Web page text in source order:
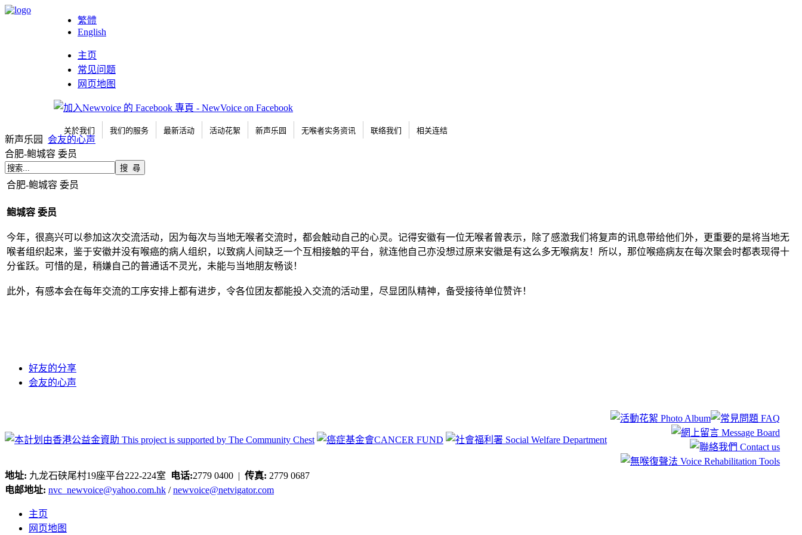
繁體
English
主页
常见问题
网页地图
关於我们 我们的服务 最新活动 活动花絮 新声乐园 无喉者实务资讯 联络我们 相关连结
新声乐园
会友的心声
合肥-鲍城容 委员
合肥-鲍城容 委员
鲍城容 委员
今年，很高兴可以参加这次交流活动，因为每次与当地无喉者交流时，都会触动自己的心灵。记得安徽有一位无喉者曾表示，除了感激我们将复声的讯息带给他们外，更重要的是将当地无
喉者组织起来，鉴于安徽并没有喉癌的病人组织，以致病人间缺乏一个互相接触的平台，就连他自己亦没想过原来安徽是有这么多无喉病友！所以，那位喉癌病友在每次聚会时都表现得十
分雀跃。可惜的是，稍嫌自己的普通话不灵光，未能与当地朋友畅谈！
此外，有感本会在每年交流的工序安排上都有进步，令各位团友都能投入交流的活动里，尽显团队精神，备受接待单位赞许！
好友的分享
会友的心声
地址: 九龙石硖尾村19座平台222-224室 电话:2779 0400 | 传真: 2779 0687
电邮地址: nvc_newvoice@yahoo.com.hk /newvoice@netvigator.com
主页
网页地图